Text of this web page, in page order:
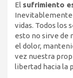
El sufrimiento
Inevitablemente
vidas. Todos los
esto no sirve de
el dolor,
vez nuestra
libertad hacia la